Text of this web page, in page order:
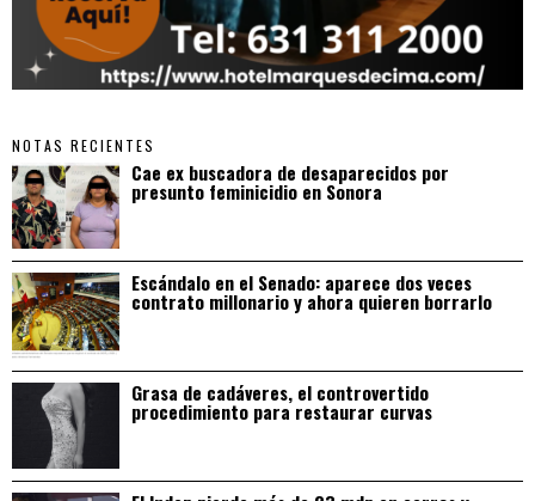
NOTAS RECIENTES
Cae ex buscadora de desaparecidos por
presunto feminicidio en Sonora
Escándalo en el Senado: aparece dos veces
contrato millonario y ahora quieren borrarlo
Grasa de cadáveres, el controvertido
procedimiento para restaurar curvas